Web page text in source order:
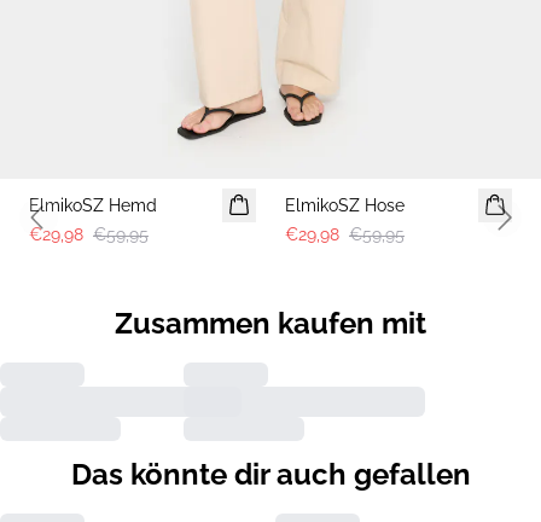
ElmikoSZ Hemd
€29,98 €59,95
ElmikoSZ Hose
€29,98 €59,95
Previous slide
Zusammen kaufen mit
Das könnte dir auch gefallen